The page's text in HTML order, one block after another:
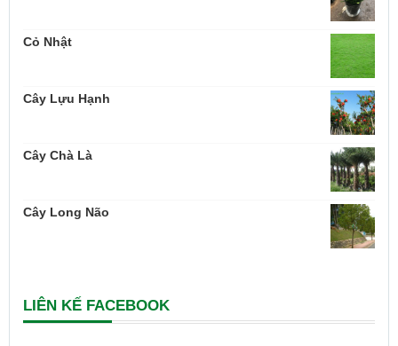
Cỏ Nhật
Cây Lựu Hạnh
Cây Chà Là
Cây Long Não
LIÊN KẾ FACEBOOK